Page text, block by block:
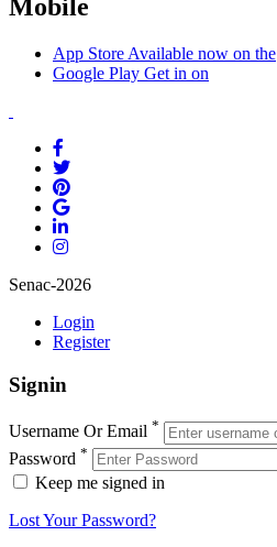
Mobile
App Store Available now on the
Google Play Get in on
Senac-2026
Login
Register
Signin
Username Or Email *
Password *
Keep me signed in
Lost Your Password?